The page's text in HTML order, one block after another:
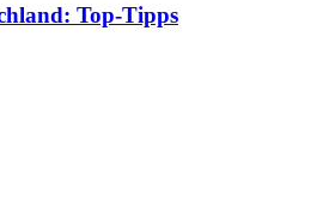
Top-Tipps